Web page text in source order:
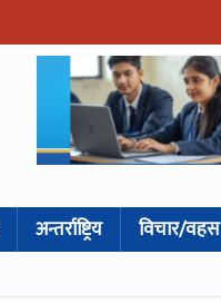
अन्तर्राष्ट्रिय विचार/वहस